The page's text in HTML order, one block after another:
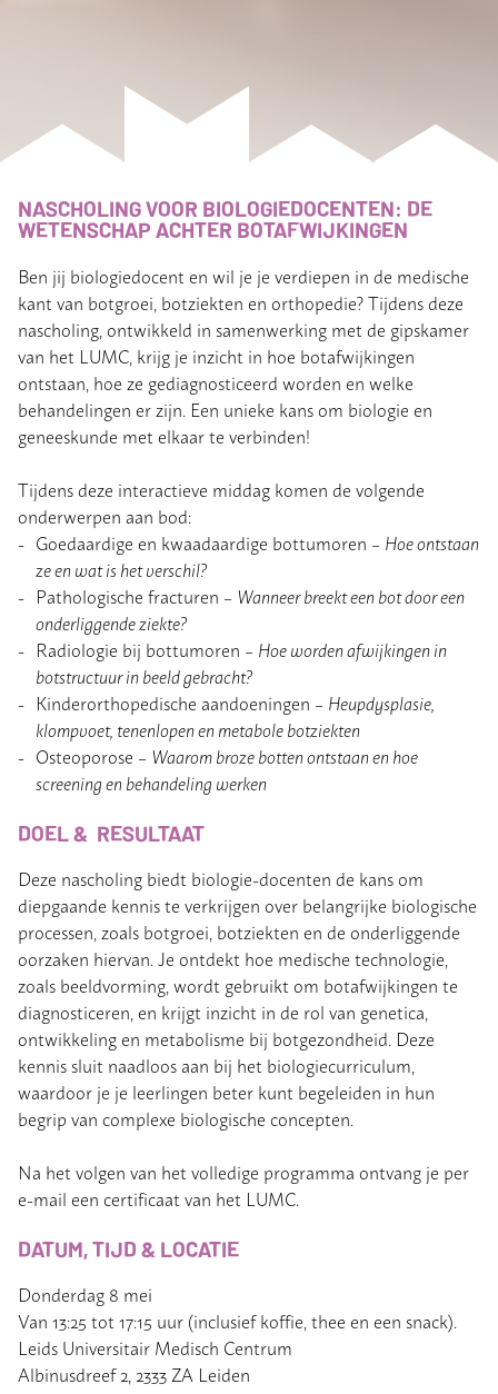
NASCHOLING VOOR BIOLOGIEDOCENTEN: DE
WETENSCHAP ACHTER BOTAFWIJKINGEN
Ben jij biologiedocent en wil je je verdiepen in de medische
kant van botgroei, botziekten en orthopedie? Tijdens deze
nascholing, ontwikkeld in samenwerking met de gipskamer
van het LUMC, krijg je inzicht in hoe botafwijkingen
ontstaan, hoe ze gediagnosticeerd worden en welke
behandelingen er zijn. Een unieke kans om biologie en
geneeskunde met elkaar te verbinden!
Tijdens deze interactieve middag komen de volgende
onderwerpen aan bod:
Goedaardige en kwaadaardige bottumoren – Hoe ontstaan
ze en wat is het verschil?
Pathologische fracturen – Wanneer breekt een bot door een
onderliggende ziekte?
Radiologie bij bottumoren – Hoe worden afwijkingen in
botstructuur in beeld gebracht?
Kinderorthopedische aandoeningen – Heupdysplasie,
klompvoet, tenenlopen en metabole botziekten
Osteoporose – Waarom broze botten ontstaan en hoe
screening en behandeling werken
DOEL & RESULTAAT
Deze nascholing biedt biologie-docenten de kans om
diepgaande kennis te verkrijgen over belangrijke biologische
processen, zoals botgroei, botziekten en de onderliggende
oorzaken hiervan. Je ontdekt hoe medische technologie,
zoals beeldvorming, wordt gebruikt om botafwijkingen te
diagnosticeren, en krijgt inzicht in de rol van genetica,
ontwikkeling en metabolisme bij botgezondheid. Deze
kennis sluit naadloos aan bij het biologiecurriculum,
waardoor je je leerlingen beter kunt begeleiden in hun
begrip van complexe biologische concepten.
Na het volgen van het volledige programma ontvang je per
e-mail een certificaat van het LUMC.
DATUM, TIJD & LOCATIE
Donderdag 8 mei
Van 13:25 tot 17:15 uur (inclusief koffie, thee en een snack).
Leids Universitair Medisch Centrum
Albinusdreef 2, 2333 ZA Leiden